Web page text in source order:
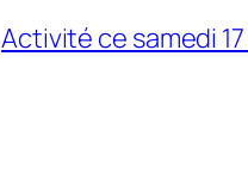
Activité ce samedi